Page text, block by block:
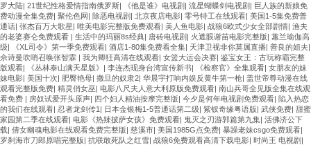
罗大陆| 21世纪性格爱情指南俄罗斯| 《他是谁》电视剧 | 流星蝴蝶剑电视剧 | 巨人族的新娘免
费动漫全集免费| 聚伦色网| 除恶电视剧 | 北京夜店电影| 零号特工在线观看| 美国1-5集免费普
通话| 张杰百万大歌星| 唯美电影完整版免费观看| 美人鱼电影| 战狼6欧式少女全部剧情| 渔夫
的老婆赛仑免费观看 | 生活中的玛丽8s经典| 唐砖电视剧 | 火遮眼谢苗电影完整版| 蕙兰瑜伽高
级| 《XL司令》第一季免费观看| 酒店1-80集免费看全集| 天津卫视非你莫属直播| 善良的姐夫|
佘诗曼吹哨召唤张智霖 | 我为卿狅高清在线观看| 女篮大运会决赛| 鉴宝女王：古玩称霸完整
版观看| 《丛林泰山满天星版》 | 李连杰现身台湾宣传新书| 《检察官》全集观看| 女朋友的妹
妹电影| 美国十次| 肥臀艳母| 撒旦的奴隶2| 华晨宇打响内娱反黄牛第一枪| 盖世帝尊动漫在线
观看完整版免费| 精灵俏女巫| 电影八尺夫人意大利原版免费观看| 南山兵哥全见版全集在线观
看免费 | 房奴试爱开头原声| 四个妇人精油按摩完整版| 今夕是何年电视剧免费观看| 陷入热恋
的我们在线观看| 忍者龙剑传1 | 日本金银梅1-5普通话第二级| 紫钗奇缘粤语版| 武侠免费| 甜蜜
家园第二季在线观看| 电影《热辣披萨女孩》免费观看| 鬼灭之刃游郭篇第九集| 活佛济公下
载| 倩女幽魂电影在线观看免费完整版| 慈溪市| 美国1985G点免费| 暴躁老妹csgo免费观看|
罗刹海市刀郎原唱完整版| 抗联敢死队之红雪| 战狼6免费观看高清下载电影| 时尚王 电视剧 |